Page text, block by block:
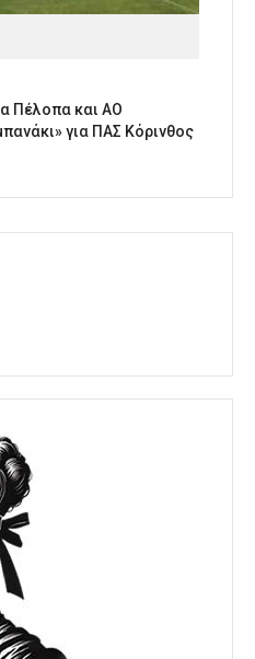
Πέλοπα και ΑΟ
για ΠΑΣ Κόρινθος